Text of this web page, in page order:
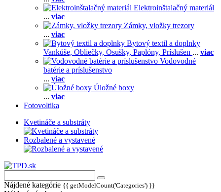
Elektroinštalačný materiál
... viac
Zámky, vložky trezory
... viac
Bytový textil a doplnky
Vankúše, Obliečky, Osušky, Paplóny, Príslušen ... viac
Vodovodné
batérie a príslušenstvo
... viac
Úložné boxy
... viac
Fotovoltika
Kvetináče a substráty
Rozbalené a vystavené
Nájdené kategórie {{ getModelCount('Categories') }}